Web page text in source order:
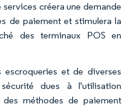
créera une demande
de paiement et stimulera la
des terminaux POS en
et de diverses
dues à l'utilisation
méthodes de paiement